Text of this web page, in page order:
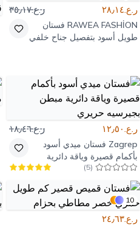
ر.ع.٢٨٫١٤ ر.ع.٣٥٫١٧
RAWEA FASHİON فستان
طويل أسود بتفصيل جناح خلفي
ر.ع.١٢٫٥٠ ر.ع.١٨٫٤٦
Zagrep فستان ميدي أسود
بأكمام قصيرة وياقة دائرية
مبطن بجيرسيه حريري
(
5
)
10
ر.ع.٢٤٫٦٣